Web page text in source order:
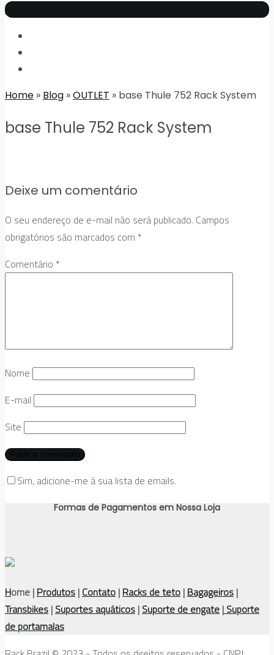
mais categorias
Home » Blog »OUTLET » base Thule 752 Rack System
base Thule 752 Rack System
Deixe um comentário
O seu endereço de e-mail não será publicado. Campos
obrigatórios são marcados com *
Comentário *
Nome
E-mail
Site
Sim, adicione-me à sua lista de emails.
Formas de Pagamentos em Nossa Loja
Home |Produtos|Contato|Racks de teto|Bagageiros|
Transbikes|Suportes aquáticos|Suporte de engate|Suporte
de portamalas